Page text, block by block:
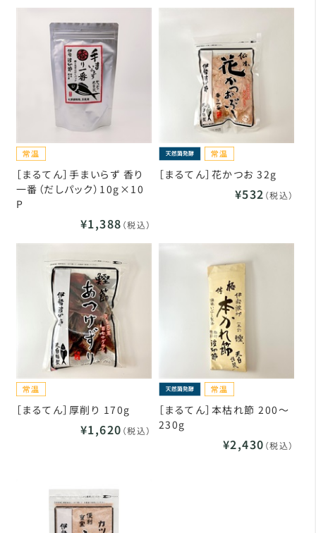
［まるてん］手まいらず 香り
一番（だしパック）10g×10
P
¥1,388 （税込）
［まるてん］花かつお 32g
¥532 （税込）
［まるてん］厚削り 170g
¥1,620 （税込）
［まるてん］本枯れ節 200～
230g
¥2,430 （税込）